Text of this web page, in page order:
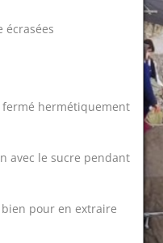
écrasées
hermétiquement
avec le sucre pendant
pour en extraire